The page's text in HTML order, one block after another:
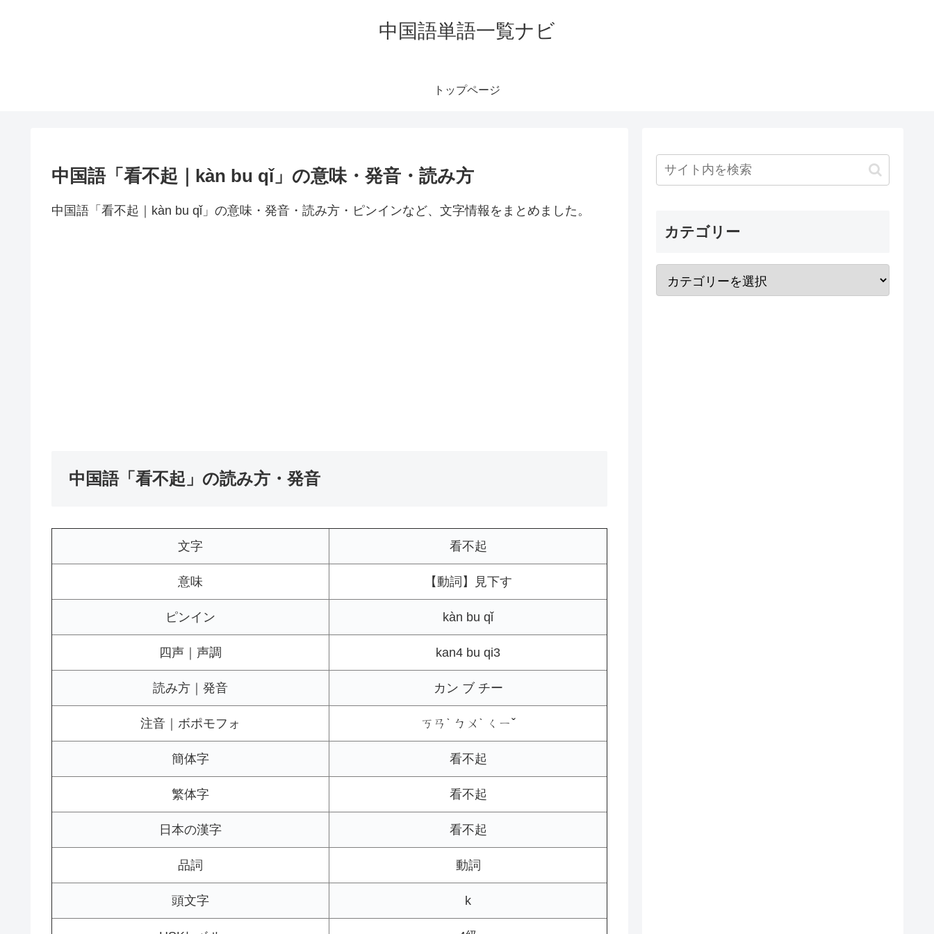
中国語単語一覧ナビ
トップページ
中国語「看不起｜kàn bu qǐ」の意味・発音・読み方
中国語「看不起｜kàn bu qǐ」の意味・発音・読み方・ピンインなど、文字情報をまとめました。
中国語「看不起」の読み方・発音
文字 看不起
意味 【動詞】見下す
ピンイン kàn bu qǐ
四声｜声調 kan4 bu qi3
読み方｜発音 カン ブ チー
注音｜ボポモフォ ㄎㄢˋ ㄅㄨˋ ㄑㄧˇ
簡体字 看不起
繁体字 看不起
日本の漢字 看不起
品詞 動詞
頭文字 k
カテゴリー